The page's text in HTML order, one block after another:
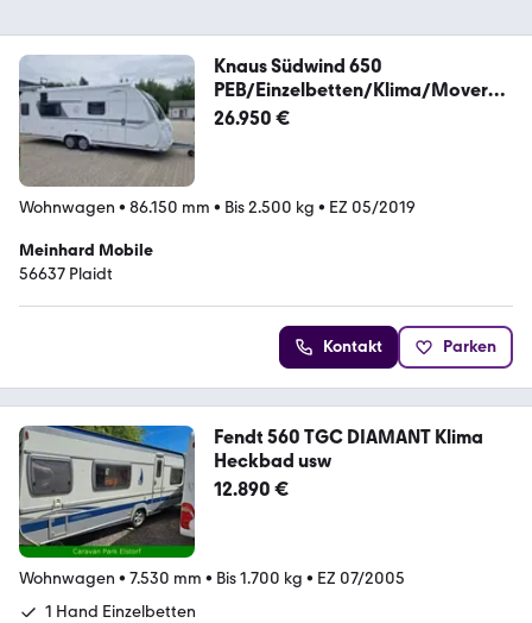
Knaus Südwind 650
PEB/Einzelbetten/Klima/Mover
usw.
26.950 €
Wohnwagen • 86.150 mm • Bis 2.500 kg • EZ 05/2019
Meinhard Mobile
56637 Plaidt
Kontakt Parken
Fendt 560 TGC DIAMANT Klima
Heckbad usw
12.890 €
Wohnwagen • 7.530 mm • Bis 1.700 kg • EZ 07/2005
1 Hand Einzelbetten